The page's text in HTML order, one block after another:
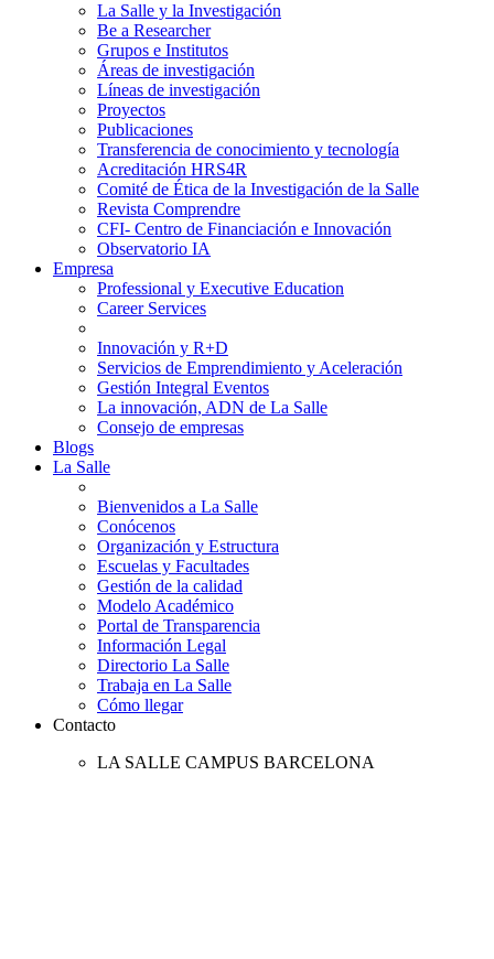
La Salle y la Investigación
Be a Researcher
Grupos e Institutos
Áreas de investigación
Líneas de investigación
Proyectos
Publicaciones
Transferencia de conocimiento y tecnología
Acreditación HRS4R
Comité de Ética de la Investigación de la Salle
Revista Comprendre
CFI- Centro de Financiación e Innovación
Observatorio IA
Empresa
Professional y Executive Education
Career Services
Innovación y R+D
Servicios de Emprendimiento y Aceleración
Gestión Integral Eventos
La innovación, ADN de La Salle
Consejo de empresas
Blogs
La Salle
Bienvenidos a La Salle
Conócenos
Organización y Estructura
Escuelas y Facultades
Gestión de la calidad
Modelo Académico
Portal de Transparencia
Información Legal
Directorio La Salle
Trabaja en La Salle
Cómo llegar
Contacto
LA SALLE CAMPUS BARCELONA